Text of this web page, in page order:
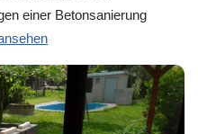
einer Betonsanierung